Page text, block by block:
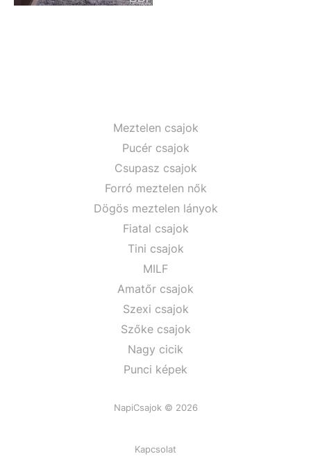
Meztelen csajok
Pucér csajok
Csupasz csajok
Forró meztelen nők
Dögös meztelen lányok
Fiatal csajok
Tini csajok
MILF
Amatőr csajok
Szexi csajok
Szőke csajok
Nagy cicik
Punci képek
NapiCsajok © 2026
Kapcsolat